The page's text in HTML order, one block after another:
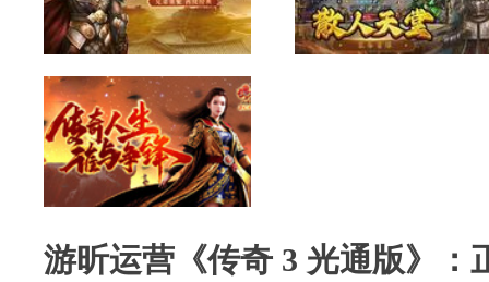
游昕运营《传奇 3 光通版》：